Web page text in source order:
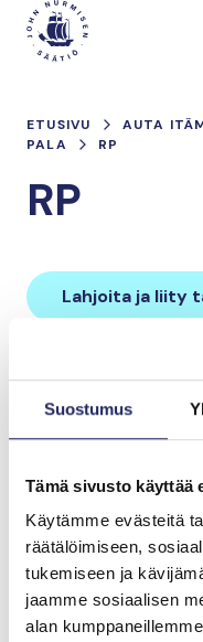
Suostumus
Tämä sivusto käyttää
Käytämme evästeitä
räätälöimiseen,
tukemiseen ja
jaamme sosiaalisen
alan
Hyppää
sisältöön
Päävalikko
ETUSIVU AUTA
PALA
RP
RP
Lahjoita ja liity
Tiimin
Tiimille